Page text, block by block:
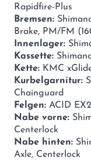
Rapidfire-Plus
Bremsen:
Brake, PM/FM
Innenlager:
Kassette:
Kette: KMC
Kurbelgarnitur:
Chainguard
Felgen: ACID
Nabe vorne:
Centerlock
Nabe hinten:
Axle, Centerlock